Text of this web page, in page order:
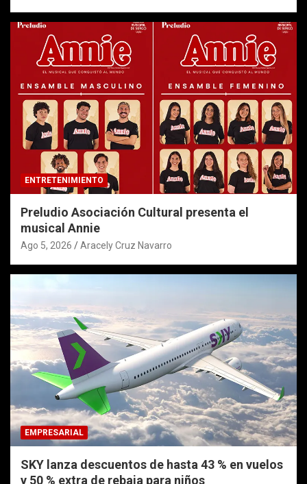
ENTRETENIMIENTO
Preludio Asociación Cultural presenta el
musical Annie
Ago 5, 2026 Aracely Cruz Navarro
EMPRESARIAL
SKY lanza descuentos de hasta 43 % en vuelos
y 50 % extra de rebaja para niños